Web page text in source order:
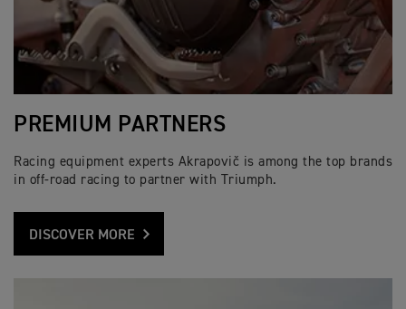
PREMIUM PARTNERS
Racing equipment experts Akrapovič is among the top brands
in off-road racing to partner with Triumph.
DISCOVER MORE